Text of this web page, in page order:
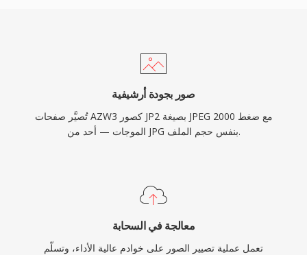
صور بجودة أرشيفية
تُصيَّر صفحات AZW3 كصور JP2 بصيغة JPEG 2000 مع ضغط
الموجات — أحد من JPG بنفس حجم الملف.
معالجة في السحابة
تعمل عملية تصيير الصور على خوادم عالية الأداء، وتسلّم